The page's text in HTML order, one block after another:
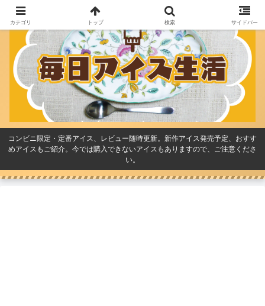
コンビニ限定・定番アイス、レビュー随時更新。新作アイス発売予定、おすす
めアイスもご紹介。今では購入できないアイスもありますので、ご注意くださ
い。
カテゴリ トップ 検索 サイドバー